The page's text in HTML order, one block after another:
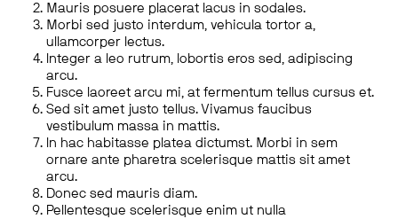
Mauris posuere placerat lacus in sodales.
Morbi sed justo interdum, vehicula tortor a,
ullamcorper lectus.
Integer a leo rutrum, lobortis eros sed, adipiscing
arcu.
Fusce laoreet arcu mi, at fermentum tellus cursus et.
Sed sit amet justo tellus. Vivamus faucibus
vestibulum massa in mattis.
In hac habitasse platea dictumst. Morbi in sem
ornare ante pharetra scelerisque mattis sit amet
arcu.
Donec sed mauris diam.
Pellentesque scelerisque enim ut nulla